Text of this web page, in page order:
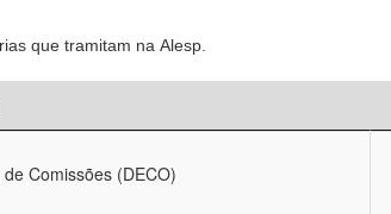
que tramitam na Alesp.
Comissões (DECO)